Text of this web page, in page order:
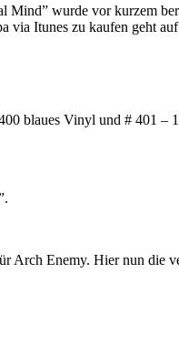
wurde vor kurzem
via Itunes zu kaufen geht
blaues Vinyl und # 401
Arch Enemy. Hier nun die